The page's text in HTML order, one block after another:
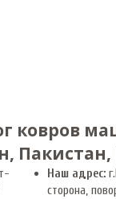
ковров
Наш адрес:г.
сторона,